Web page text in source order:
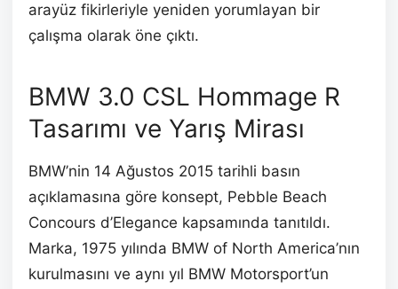
arayüz fikirleriyle yeniden yorumlayan bir
çalışma olarak öne çıktı.
BMW 3.0 CSL Hommage R
Tasarımı ve Yarış Mirası
BMW’nin 14 Ağustos 2015 tarihli basın
açıklamasına göre konsept, Pebble Beach
Concours d’Elegance kapsamında tanıtıldı.
Marka, 1975 yılında BMW of North America’nın
kurulmasını ve aynı yıl BMW Motorsport’un